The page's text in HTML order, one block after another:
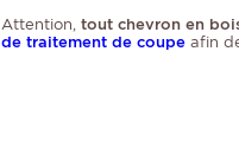
Attention, tout chevron en
de traitement de coupe afin